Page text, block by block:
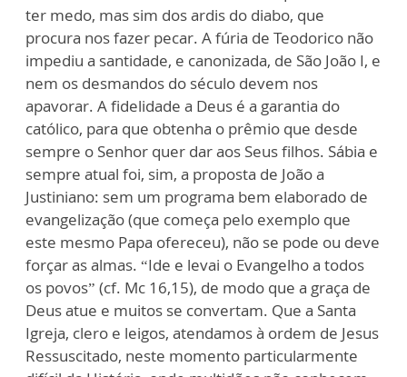
ter medo, mas sim dos ardis do diabo, que
procura nos fazer pecar. A fúria de Teodorico não
impediu a santidade, e canonizada, de São João I, e
nem os desmandos do século devem nos
apavorar. A fidelidade a Deus é a garantia do
católico, para que obtenha o prêmio que desde
sempre o Senhor quer dar aos Seus filhos. Sábia e
sempre atual foi, sim, a proposta de João a
Justiniano: sem um programa bem elaborado de
evangelização (que começa pelo exemplo que
este mesmo Papa ofereceu), não se pode ou deve
forçar as almas. “Ide e levai o Evangelho a todos
os povos” (cf. Mc 16,15), de modo que a graça de
Deus atue e muitos se convertam. Que a Santa
Igreja, clero e leigos, atendamos à ordem de Jesus
Ressuscitado, neste momento particularmente